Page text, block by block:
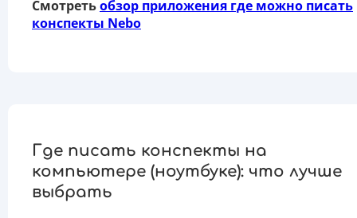
Смотретьобзор приложения где можно писать
конспекты Nebo
Где писать конспекты на
компьютере (ноутбуке): что лучше
выбрать